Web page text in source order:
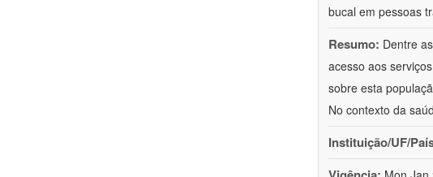
bucal em pessoas
Resumo: Dentre
acesso aos
sobre esta
No contexto da
Instituição/UF/